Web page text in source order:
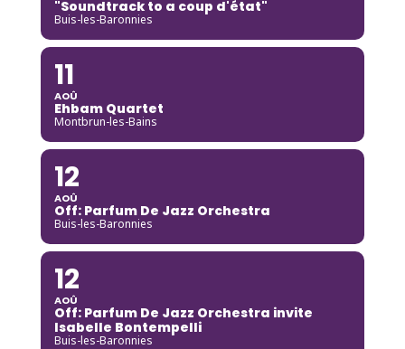
"Soundtrack to a coup d'état"
Buis-les-Baronnies
11
AOÛ
Ehbam Quartet
Montbrun-les-Bains
12
AOÛ
Off: Parfum De Jazz Orchestra
Buis-les-Baronnies
12
AOÛ
Off: Parfum De Jazz Orchestra invite
Isabelle Bontempelli
Buis-les-Baronnies